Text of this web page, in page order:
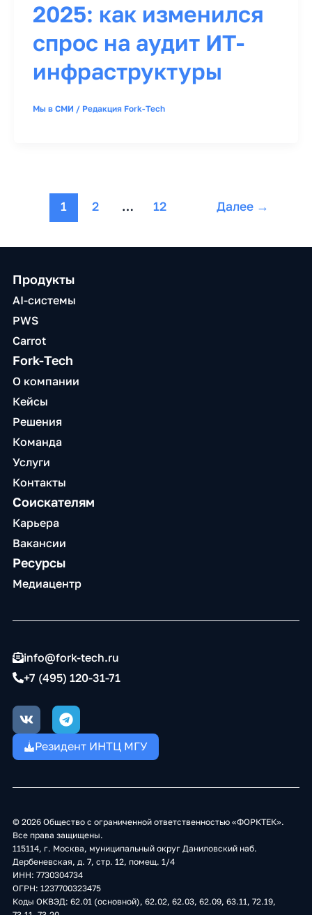
2025: как изменился
спрос на аудит ИТ-
инфраструктуры
Мы в СМИ / Редакция Fork-Tech
1 2 … 12 Далее →
Продукты
AI-системы
PWS
Carrot
Fork-Tech
О компании
Кейсы
Решения
Команда
Услуги
Контакты
Соискателям
Карьера
Вакансии
Ресурсы
Медиацентр
info@fork-tech.ru
+7 (495) 120-31-71
V
k
T
e
l
e
Резидент ИНТЦ МГУ
© 2026 Общество с ограниченной ответственностью «ФОРКТЕК».
Все права защищены.
115114, г. Москва, муниципальный округ Даниловский наб.
Дербеневская, д. 7, стр. 12, помещ. 1/4
ИНН: 7730304734
ОГРН: 1237700323475
Коды ОКВЭД: 62.01 (основной), 62.02, 62.03, 62.09, 63.11, 72.19,